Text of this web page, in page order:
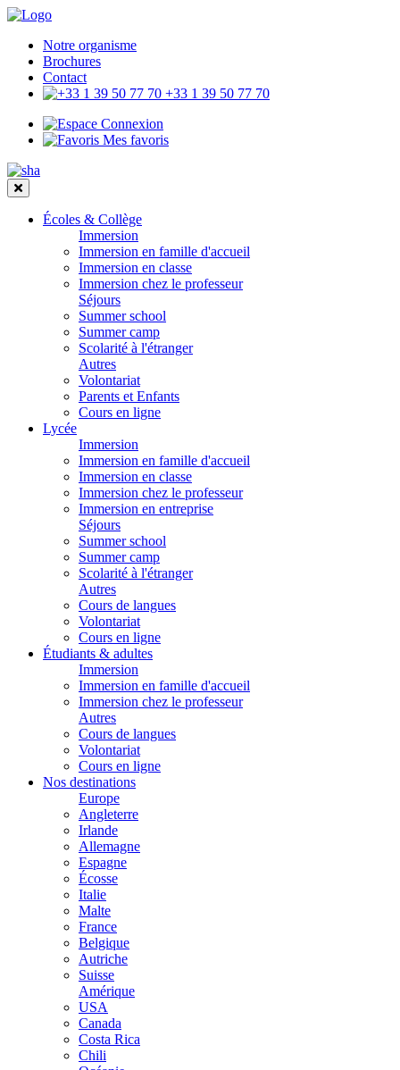
Notre organisme
Brochures
Contact
+33 1 39 50 77 70
Connexion
Mes favoris
Écoles & Collège
Immersion
Immersion en famille d'accueil
Immersion en classe
Immersion chez le professeur
Séjours
Summer school
Summer camp
Scolarité à l'étranger
Autres
Volontariat
Parents et Enfants
Cours en ligne
Lycée
Immersion
Immersion en famille d'accueil
Immersion en classe
Immersion chez le professeur
Immersion en entreprise
Séjours
Summer school
Summer camp
Scolarité à l'étranger
Autres
Cours de langues
Volontariat
Cours en ligne
Étudiants & adultes
Immersion
Immersion en famille d'accueil
Immersion chez le professeur
Autres
Cours de langues
Volontariat
Cours en ligne
Nos destinations
Europe
Angleterre
Irlande
Allemagne
Espagne
Écosse
Italie
Malte
France
Belgique
Autriche
Suisse
Amérique
USA
Canada
Costa Rica
Chili